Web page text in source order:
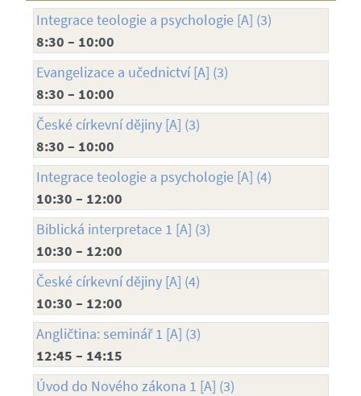
Integrace teologie a psychologie [A] (3)
8:30 – 10:00
Evangelizace a učednictví [A] (3)
8:30 – 10:00
České církevní dějiny [A] (3)
8:30 – 10:00
Integrace teologie a psychologie [A] (4)
10:30 – 12:00
Biblická interpretace 1 [A] (3)
10:30 – 12:00
České církevní dějiny [A] (4)
10:30 – 12:00
Angličtina: seminář 1 [A] (3)
12:45 – 14:15
Úvod do Nového zákona 1 [A] (3)